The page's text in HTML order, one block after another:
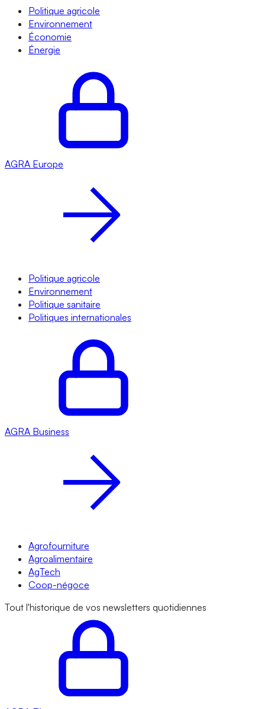
Politique agricole
Environnement
Économie
Énergie
AGRA Europe
Politique agricole
Environnement
Politique sanitaire
Politiques internationales
AGRA Business
Agrofourniture
Agroalimentaire
AgTech
Coop-négoce
Tout l'historique de vos newsletters quotidiennes